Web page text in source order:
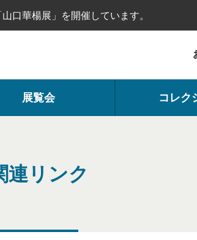
山口華楊展」を開催しています。
展覧会 コレク
連リンク